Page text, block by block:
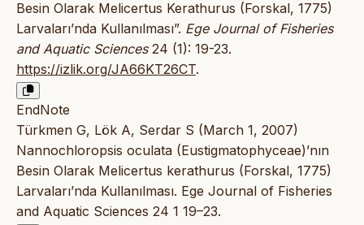
Besin Olarak Melicertus Kerathurus (Forskal, 1775)
Larvaları’nda Kullanılması”. Ege Journal of Fisheries
and Aquatic Sciences24 (1): 19-23.
https://izlik.org/JA66KT26CT.
EndNote
Türkmen G, Lök A, Serdar S (March 1, 2007)
Nannochloropsis oculata (Eustigmatophyceae)’nın
Besin Olarak Melicertus kerathurus (Forskal, 1775)
Larvaları’nda Kullanılması. Ege Journal of Fisheries
and Aquatic Sciences 24 1 19–23.